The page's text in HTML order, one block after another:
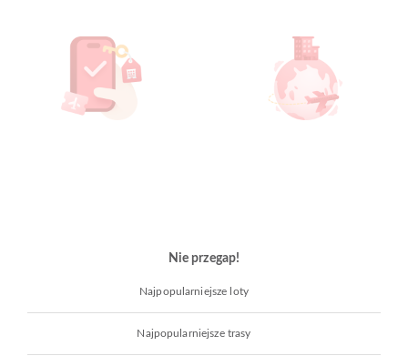
Nie przegap!
Najpopularniejsze loty
Najpopularniejsze trasy